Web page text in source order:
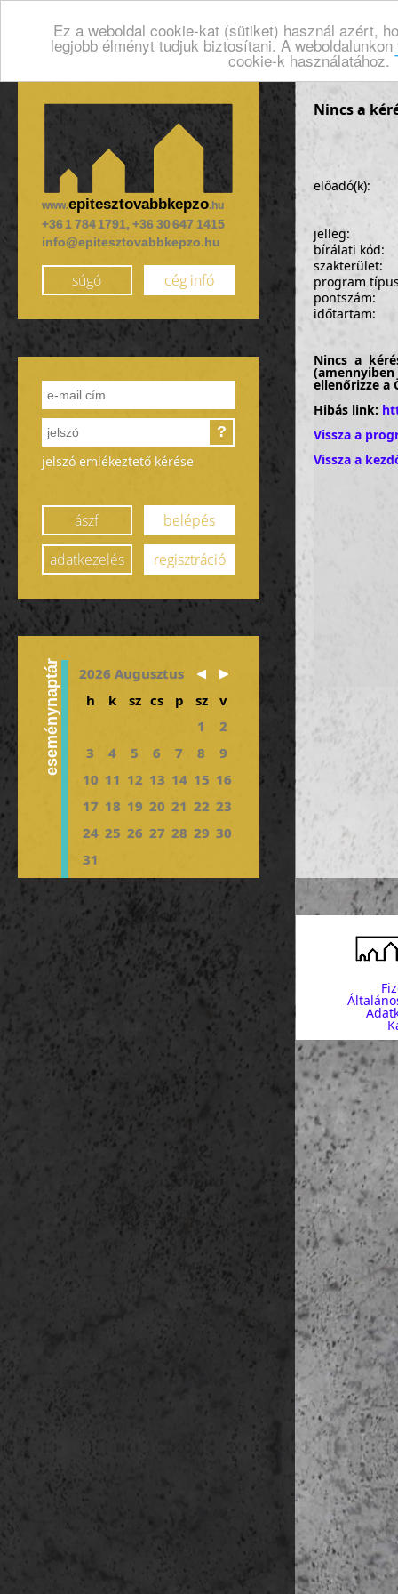
Ez a weboldal cookie-kat (sütiket) használ azért,
legjobb élményt tudjuk biztosítani. A
cookie-k használatához.
www.epitesztovabbkepzo.hu
+36 1 784 1791, +36 30 647 1415
info@epitesztovabbkepzo.hu
súgó cég infó
?
jelszó emlékeztető kérése
ászf
belépés
adatkezelés
regisztráció
eseménynaptár
2026 Augusztus
h
k sz cs p sz
v
1
2
3
4 5 6 7 8
9
10 11 12 13 14 15 16
17 18 19 20 21 22 23
24 25 26 27 28 29 30
31
Nincs a
előadó(k):
jelleg:
bírálati kód:
szakterület:
program
pontszám:
időtartam:
Nincs a
ellenőrizze a
Hibás link:
Vissza a
Vissza a